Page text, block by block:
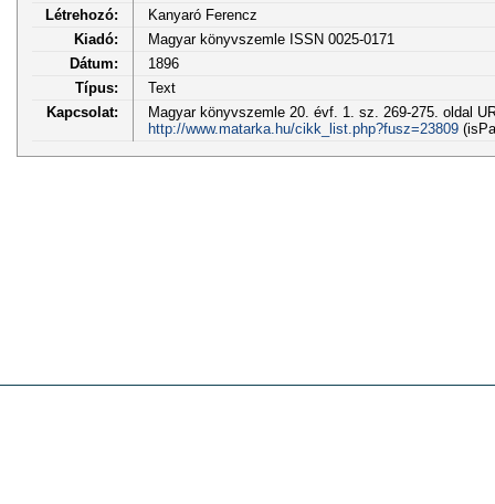
Létrehozó:
Kanyaró Ferencz
Kiadó:
Magyar könyvszemle ISSN 0025-0171
Dátum:
1896
Típus:
Text
Kapcsolat:
Magyar könyvszemle 20. évf. 1. sz. 269-275. oldal
http://www.matarka.hu/cikk_list.php?fusz=23809